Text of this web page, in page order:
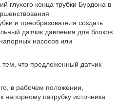
глухого конца трубки Бурдона в
и преобразователя создать
датчик давления для блоков
насосов или
что предложенный датчик
в рабочем положении,
напорному патрубку источника